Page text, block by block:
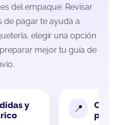
del empaque. Revisar
de pagar te ayuda a
elegir una opción
mejor tu guía de
y